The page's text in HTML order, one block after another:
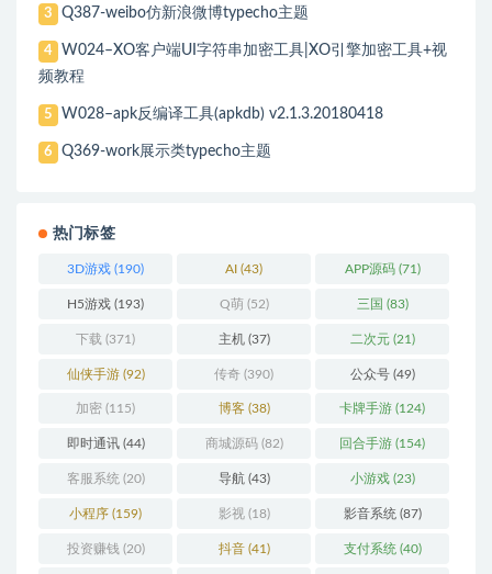
3 Q387-weibo仿新浪微博typecho主题
4
W024–XO客户端UI字符串加密工具|XO引擎加密工具+视
频教程
5 W028–apk反编译工具(apkdb) v2.1.3.20180418
6 Q369-work展示类typecho主题
热门标签
3D游戏 (190) AI (43) APP源码(71)
H5游戏 (193) Q萌(52) 三国 (83)
下载 (371) 主机(37) 二次元(21)
仙侠手游(92) 传奇 (390) 公众号(49)
加密 (115) 博客(38) 卡牌手游 (124)
即时通讯(44) 商城源码(82) 回合手游 (154)
客服系统 (20) 导航(43) 小游戏(23)
小程序 (159) 影视(18) 影音系统 (87)
投资赚钱 (20) 抖音(41) 支付系统 (40)